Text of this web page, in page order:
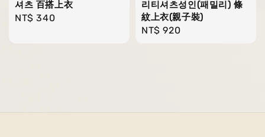
셔츠 百搭上衣
Regular
NT$ 340
리티셔츠성인(패밀리) 條
紋上衣(親子裝)
Regular
NT$ 920